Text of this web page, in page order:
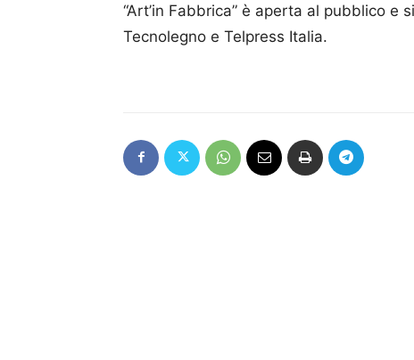
“Art’in Fabbrica” è aperta al pubblico
Tecnolegno e Telpress Italia.